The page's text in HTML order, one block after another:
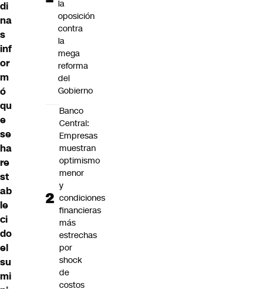
di
na
s
inf
or
m
ó
qu
e
se
ha
re
st
ab
le
ci
do
el
su
mi
la
oposición
contra
la
mega
reforma
del
Gobierno
Banco
Central:
Empresas
muestran
optimismo
menor
y
condiciones
financieras
más
estrechas
por
shock
de
costos